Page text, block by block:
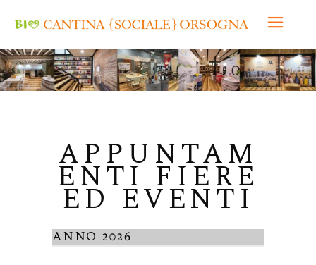
APPUNTAM
ENTI FIERE
ED EVENTI
ANNO 2026